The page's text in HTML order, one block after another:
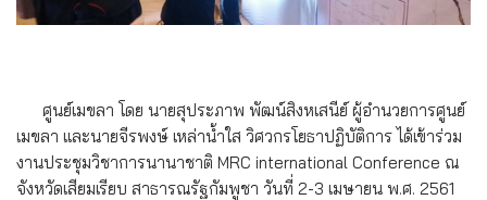
ศูนย์เมขลา โดย นายสุประภาพ พัฒน์สิงหเสนีย์ ผู้อำนวยการศูนย์
เมขลา และนายจีรพงษ์ เหล่าน้ำใส วิศวกรโยธาปฏิบัติการ ได้เข้าร่วม
งานประชุมวิชาการนานาชาติ MRC international Conference ณ
จังหวัดเสียมเรียบ สาธารณรัฐกัมพูชา วันที่ 2-3 เมษายน พ.ศ. 2561